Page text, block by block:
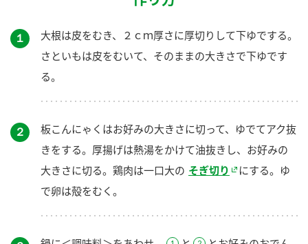
１
大根は皮をむき、２ｃｍ厚さに厚切りして下ゆでする。
さといもは皮をむいて、そのままの大きさで下ゆです
る。
２
板こんにゃくはお好みの大きさに切って、ゆでてアク抜
きをする。厚揚げは熱湯をかけて油抜きし、お好みの
大きさに切る。鶏肉は一口大の そぎ切り
にする。ゆ
で卵は殻をむく。